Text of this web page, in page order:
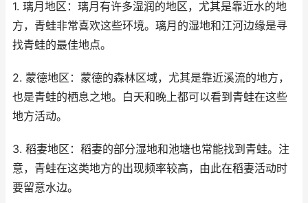
1. 璃月地区：璃月有许多湿润的地区，尤其是靠近水的地
方，青蛙非常喜欢这些环境。璃月的湿地和江河边缘是寻
找青蛙的最佳地点。
2. 蒙德地区：蒙德的森林区域，尤其是靠近溪流的地方，
也是青蛙的栖息之地。白天和晚上都可以看到青蛙在这些
地方活动。
3. 稻妻地区：稻妻的部分湿地和池塘也常能找到青蛙。注
意，青蛙在这类地方的出现频率较高，由此在稻妻活动时
要留意水边。